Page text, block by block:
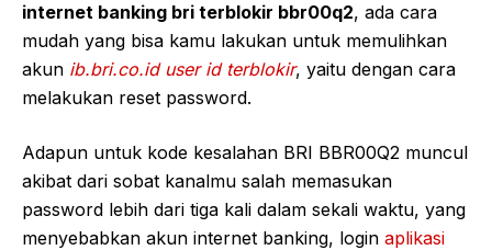
internet banking bri terblokir bbr00q2, ada cara
mudah yang bisa kamu lakukan untuk memulihkan
akun ib.bri.co.id user id terblokir, yaitu dengan cara
melakukan reset password.
Adapun untuk kode kesalahan BRI BBR00Q2 muncul
akibat dari sobat kanalmu salah memasukan
password lebih dari tiga kali dalam sekali waktu, yang
menyebabkan akun internet banking, login aplikasi